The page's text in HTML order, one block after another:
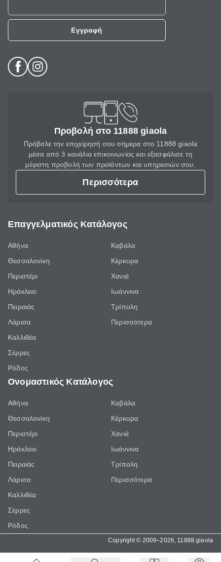
Εγγραφή
Προβολή στο 11888 giaola
Πρόβαλε την επιχείρησή σου σήμερα στο 11888 giaola
μέσα από 3 κανάλια επικοινωνίας και εξασφάλισε τη
μέγιστη προβολή των προϊόντων και υπηρεσιών σου.
Περισσότερα
Επαγγελματικός Κατάλογος
Αθήνα
Θεσσαλονίκη
Περιστέρι
Ηράκλειο
Πειραιάς
Λάρισα
Καλλιθέα
Σέρρες
Ρόδος
Καβάλα
Κέρκυρα
Χανιά
Ιωάννινα
Τρίπολη
Περισσότερα
Ονομαστικός Κατάλογος
Αθήνα
Θεσσαλονίκη
Περιστέρι
Ηράκλειο
Πειραιάς
Λάρισα
Καλλιθέα
Σέρρες
Ρόδος
Καβάλα
Κέρκυρα
Χανιά
Ιωάννινα
Τρίπολη
Περισσότερα
Copyright © 2009–2026, 11888 giaola